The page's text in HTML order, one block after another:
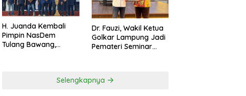
H. Juanda Kembali
Pimpin NasDem
Tulang Bawang,
Dr. Fauzi, Wakil Ketua
Golkar Lampung Jadi
Pemateri Seminar
Kebangsaan
Selengkapnya